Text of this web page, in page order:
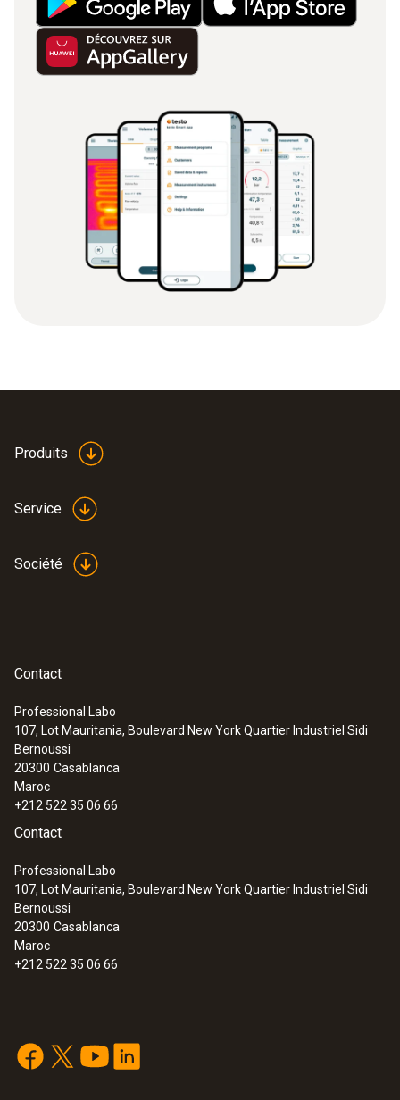
Produits
Service
Société
Contact
Professional Labo
107, Lot Mauritania, Boulevard New York Quartier Industriel Sidi
Bernoussi
20300 Casablanca
Maroc
+212 522 35 06 66
Contact
Professional Labo
107, Lot Mauritania, Boulevard New York Quartier Industriel Sidi
Bernoussi
20300 Casablanca
Maroc
+212 522 35 06 66